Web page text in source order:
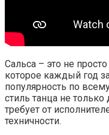
Сальса – это не
которое каждый год
популярность по
стиль танца не
требует от
техничности.